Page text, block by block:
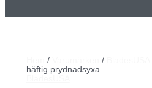
/ /
häftig prydnadsyxa